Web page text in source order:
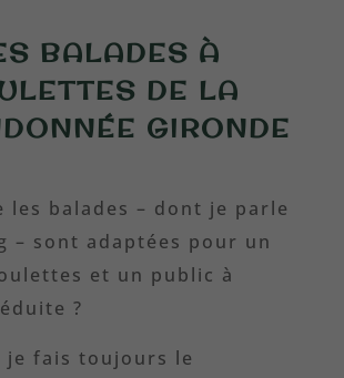
BALADES À
DE LA
GIRONDE
les balades – dont je parle
– sont adaptées pour un
et un public à
?
je fais toujours le